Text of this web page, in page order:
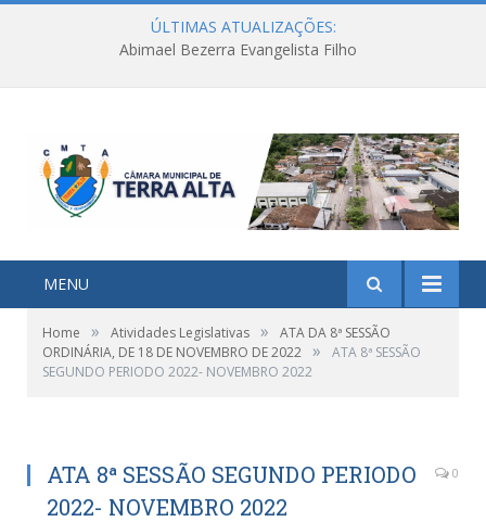
ÚLTIMAS ATUALIZAÇÕES:
Abimael Bezerra Evangelista Filho
MENU
Home » Atividades Legislativas »
ATA DA 8ª SESSÃO
ORDINÁRIA, DE 18 DE NOVEMBRO DE 2022 »
ATA 8ª SESSÃO
SEGUNDO PERIODO 2022- NOVEMBRO 2022
ATA 8ª SESSÃO SEGUNDO PERIODO
2022- NOVEMBRO 2022
0